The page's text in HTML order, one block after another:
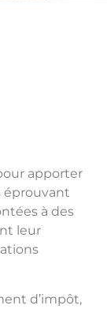
apporter
éprouvant
à des
leur
d’impôt,